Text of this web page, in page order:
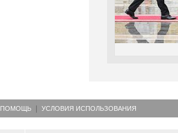
ПОМОЩЬ УСЛОВИЯ ИСПОЛЬЗОВАНИЯ